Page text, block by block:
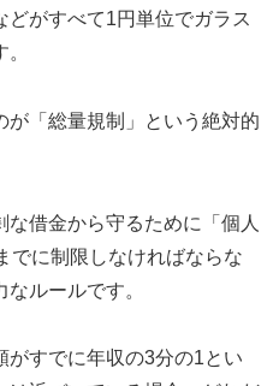
どがすべて1円単位でガラス
「総量規制」という絶対的
借金から守るために「個人
でに制限しなければならな
ルールです。
がすでに年収の3分の1とい